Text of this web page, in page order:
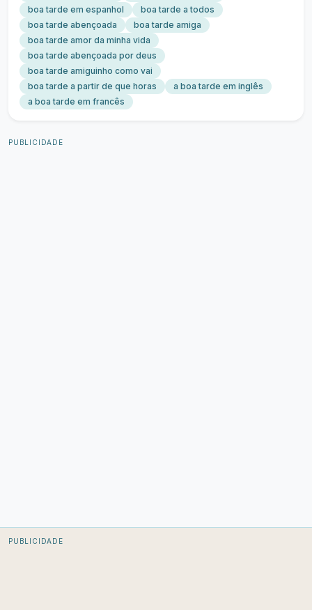
boa tarde em espanhol
boa tarde a todos
boa tarde abençoada
boa tarde amiga
boa tarde amor da minha vida
boa tarde abençoada por deus
boa tarde amiguinho como vai
boa tarde a partir de que horas
a boa tarde em inglês
a boa tarde em francês
PUBLICIDADE
PUBLICIDADE